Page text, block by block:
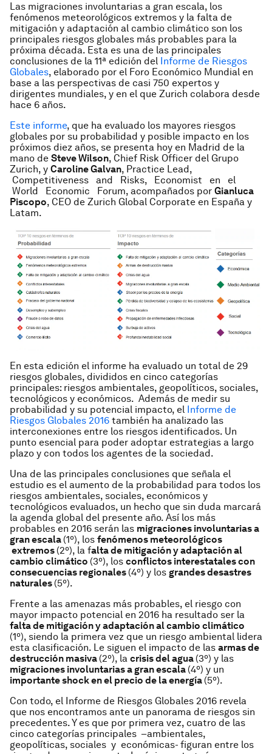
Las migraciones involuntarias a gran escala, los
fenómenos meteorológicos extremos y la falta de
mitigación y adaptación al cambio climático son los
principales riesgos globales más probables para la
próxima década. Esta es una de las principales
conclusiones de la 11ª edición del Informe de Riesgos
Globales, elaborado por el Foro Económico Mundial en
base a las perspectivas de casi 750 expertos y
dirigentes mundiales, y en el que Zurich colabora desde
hace 6 años.
Este informe, que ha evaluado los mayores riesgos
globales por su probabilidad y posible impacto en los
próximos diez años, se presenta hoy en Madrid de la
mano de Steve Wilson, Chief Risk Officer del Grupo
Zurich, y Caroline Galvan, Practice Lead,
Competitiveness and Risks, Economist en el
World Economic Forum, acompañados por Gianluca
Piscopo, CEO de Zurich Global Corporate en España y
Latam.
En esta edición el informe ha evaluado un total de 29
riesgos globales, divididos en cinco categorías
principales: riesgos ambientales, geopolíticos, sociales,
tecnológicos y económicos. Además de medir su
probabilidad y su potencial impacto, el Informe de
Riesgos Globales 2016 también ha analizado las
interconexiones entre los riesgos identificados. Un
punto esencial para poder adoptar estrategias a largo
plazo y con todos los agentes de la sociedad.
Una de las principales conclusiones que señala el
estudio es el aumento de la probabilidad para todos los
riesgos ambientales, sociales, económicos y
tecnológicos evaluados, un hecho que sin duda marcará
la agenda global del presente año. Así los más
probables en 2016 serán las migraciones involuntarias a
gran escala (1º), los fenómenos meteorológicos
extremos (2º), la falta de mitigación y adaptación al
cambio climático (3º), los conflictos interestatales con
consecuencias regionales (4º) y los grandes desastres
naturales (5º).
Frente a las amenazas más probables, el riesgo con
mayor impacto potencial en 2016 ha resultado ser la
falta de mitigación y adaptación al cambio climático
(1º), siendo la primera vez que un riesgo ambiental lidera
esta clasificación. Le siguen el impacto de las armas de
destrucción masiva (2º), la crisis del agua (3º) y las
migraciones involuntarias a gran escala (4º) y un
importante shock en el precio de la energía (5º).
Con todo, el Informe de Riesgos Globales 2016 revela
que nos encontramos ante un panorama de riesgos sin
precedentes. Y es que por primera vez, cuatro de las
cinco categorías principales –ambientales,
geopolíticas, sociales y económicas- figuran entre los